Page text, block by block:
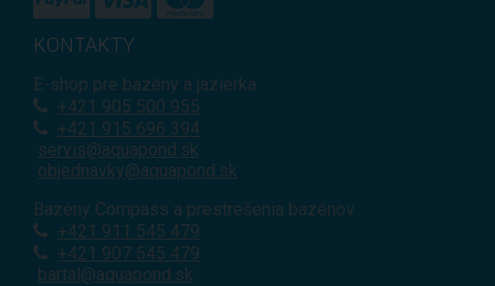
KONTAKTY
E-shop pre bazény a jazierka
+421 905 500 955
+421 915 696 394
servis@aquapond.sk
objednavky@aquapond.sk
Bazény Compass a prestrešenia bazénov
+421 911 545 479
+421 907 545 479
bartal@aquapond.sk